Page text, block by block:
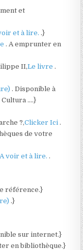
et
et à lire..}
. A emprunter en
II,Le livre.
. Disponible à
Cultura ….}
?,Clicker Ici.
de votre
A voir et à lire..
référence.}
.}
sur internet.}
en bibliothèque.}